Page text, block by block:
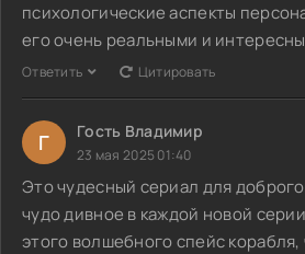
психологические аспекты
его очень реальными и
Ответить Цитировать
Г Гость Владимир
23 мая 2025 01:40
Это чудесный сериал для
чудо дивное в каждой новой
этого волшебного спейс